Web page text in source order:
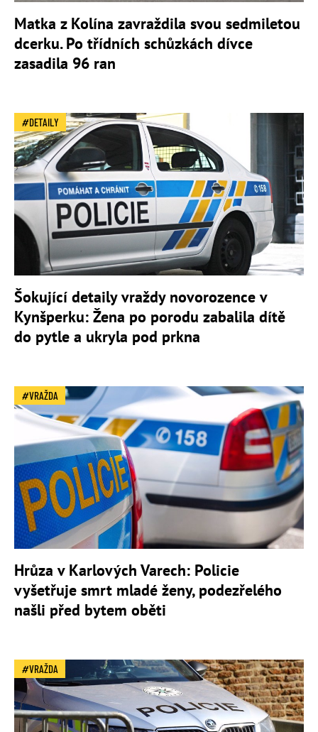
Matka z Kolína zavraždila svou sedmiletou
dcerku. Po třídních schůzkách dívce
zasadila 96 ran
DETAILY
Šokující detaily vraždy novorozence v
Kynšperku: Žena po porodu zabalila dítě
do pytle a ukryla pod prkna
VRAŽDA
Hrůza v Karlových Varech: Policie
vyšetřuje smrt mladé ženy, podezřelého
našli před bytem oběti
VRAŽDA